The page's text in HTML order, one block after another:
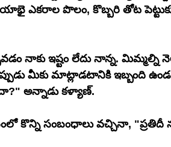
పొలం, కొబ్బరి తోట
నాకు ఇష్టం లేదు నాన్న.
మీకు మాట్లాడటానికి ఇబ్బంది
అన్నాడు కళ్యాణ్.
కొన్ని సంబంధాలు వచ్చినా, "ప్రతిదీ